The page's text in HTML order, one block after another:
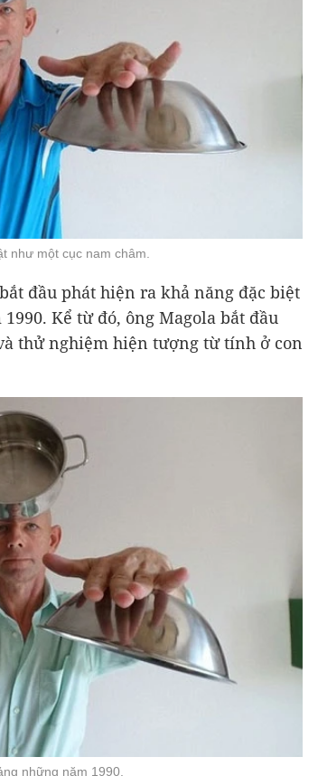
như một cục nam châm.
đầu phát hiện ra khả năng đặc biệt
Kể từ đó, ông Magola bắt đầu
thử nghiệm hiện tượng từ tính ở con
những năm 1990.